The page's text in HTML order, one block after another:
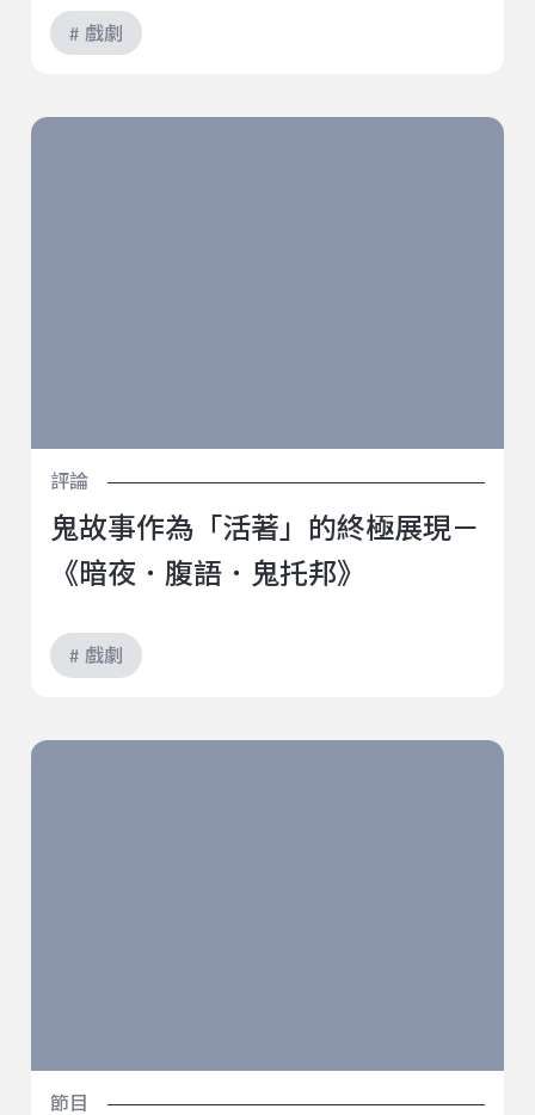
# 戲劇
鬼故事作為「活著」的終極展現－《暗夜．腹語．鬼托
評論
鬼故事作為「活著」的終極展現－
《暗夜．腹語．鬼托邦》
# 戲劇
快樂，也是抵抗：一支來自西非的身體記憶之舞《轉轉
節目